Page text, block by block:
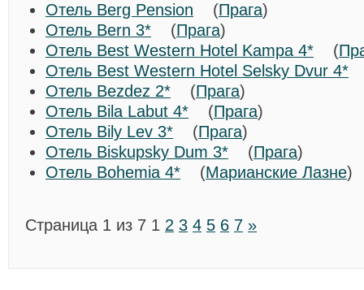
Отель Berg Pension (Прага)
Отель Bern 3* (Прага)
Отель Best Western Hotel Kampa 4* (
Отель Best Western Hotel Selsky Dvur 4*
Отель Bezdez 2* (Прага)
Отель Bila Labut 4* (Прага)
Отель Bily Lev 3* (Прага)
Отель Biskupsky Dum 3* (Прага)
Отель Bohemia 4* (Марианские Лазне
Страница 1 из 7 1 2 3 4 5 6 7 »